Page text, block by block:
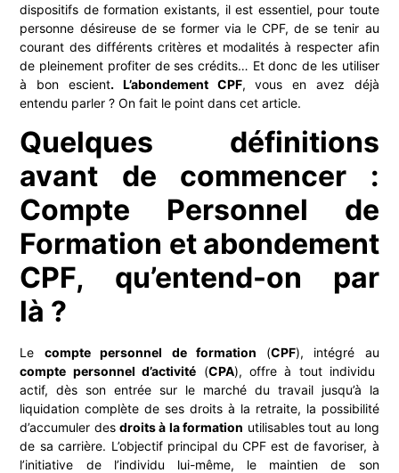
dispositifs de formation existants, il est essentiel, pour toute
personne désireuse de se former via le CPF, de se tenir au
courant des différents critères et modalités à respecter afin
de pleinement profiter de ses crédits… Et donc de les utiliser
à bon escient. L’abondement CPF, vous en avez déjà
entendu parler ? On fait le point dans cet article.
Quelques définitions
avant de commencer :
Compte Personnel de
Formation et abondement
CPF, qu’entend-on par
là ?
Le compte personnel de formation (CPF), intégré au
compte personnel d’activité (CPA), offre à tout individu
actif, dès son entrée sur le marché du travail jusqu’à la
liquidation complète de ses droits à la retraite, la possibilité
d’accumuler desdroits à la formation utilisables tout au long
de sa carrière. L’objectif principal du CPF est de favoriser, à
l’initiative de l’individu lui-même, le maintien de son